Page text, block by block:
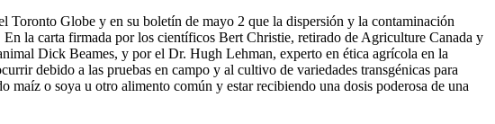
Toronto Globe y en su boletín de mayo 2 que la dispersión y la contaminación
En la carta firmada por los científicos Bert Christie, retirado de Agriculture Canada y
Dick Beames, y por el Dr. Hugh Lehman, experto en ética agrícola en la
debido a las pruebas en campo y al cultivo de variedades transgénicas para
maíz o soya u otro alimento común y estar recibiendo una dosis poderosa de una